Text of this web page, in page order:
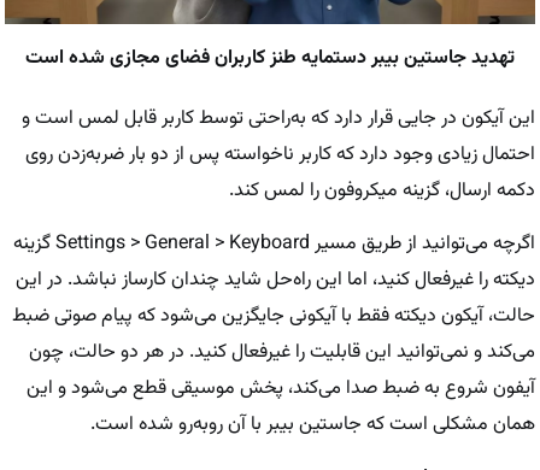
تهدید جاستین بیبر دستمایه طنز کاربران فضای مجازی شده است
این آیکون در جایی قرار دارد که به‌راحتی توسط کاربر قابل لمس است و
احتمال زیادی وجود دارد که کاربر ناخواسته پس از دو بار ضربه‌زدن روی
دکمه ارسال، گزینه میکروفون را لمس کند.
اگرچه می‌توانید از طریق مسیر Settings > General > Keyboard گزینه
دیکته را غیرفعال کنید، اما این راه‌حل شاید چندان کارساز نباشد. در این
حالت، آیکون دیکته فقط با آیکونی جایگزین می‌شود که پیام صوتی ضبط
می‌کند و نمی‌توانید این قابلیت را غیرفعال کنید. در هر دو حالت، چون
آیفون شروع به ضبط صدا می‌کند، پخش موسیقی قطع می‌شود و این
همان مشکلی است که جاستین بیبر با آن روبه‌رو شده است.